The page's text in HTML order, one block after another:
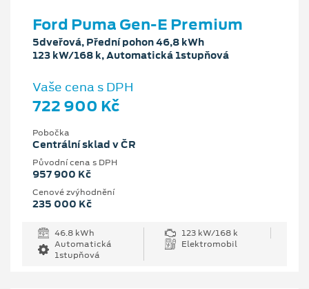
Ford Puma Gen-E Premium
5dveřová, Přední pohon 46,8 kWh
123 kW/168 k, Automatická 1stupňová
Vaše cena s DPH
722 900 Kč
Pobočka
Centrální sklad v ČR
Původní cena s DPH
957 900 Kč
Cenové zvýhodnění
235 000 Kč
46.8 kWh
123 kW/168 k
Automatická
1stupňová
Elektromobil